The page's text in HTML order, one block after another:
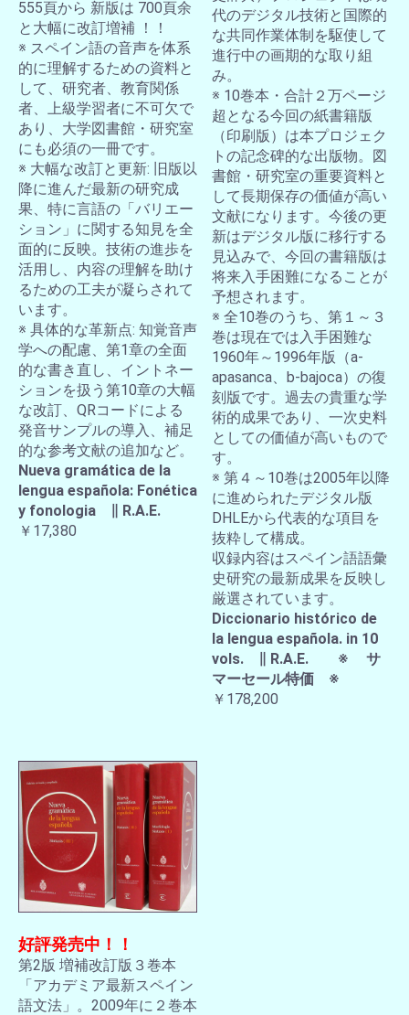
555頁から 新版は 700頁余
と大幅に改訂増補 ！！
※ スペイン語の音声を体系
的に理解するための資料と
して、研究者、教育関係
者、上級学習者に不可欠で
あり、大学図書館・研究室
にも必須の一冊です。
※ 大幅な改訂と更新: 旧版以
降に進んだ最新の研究成
果、特に言語の「バリエー
ション」に関する知見を全
面的に反映。技術の進歩を
活用し、内容の理解を助け
るための工夫が凝らされて
います。
※ 具体的な革新点: 知覚音声
学への配慮、第1章の全面
的な書き直し、イントネー
ションを扱う第10章の大幅
な改訂、QRコードによる
発音サンプルの導入、補足
的な参考文献の追加など。
Nueva gramática de la
lengua española: Fonética
y fonologia ∥ R.A.E.
￥17,380
代のデジタル技術と国際的
な共同作業体制を駆使して
進行中の画期的な取り組
み。
※ 10巻本・合計２万ページ
超となる今回の紙書籍版
（印刷版）は本プロジェク
トの記念碑的な出版物。図
書館・研究室の重要資料と
して長期保存の価値が高い
文献になります。今後の更
新はデジタル版に移行する
見込みで、今回の書籍版は
将来入手困難になることが
予想されます。
※ 全10巻のうち、第１～３
巻は現在では入手困難な
1960年～1996年版（a-
apasanca、b-bajoca）の復
刻版です。過去の貴重な学
術的成果であり、一次史料
としての価値が高いもので
す。
※ 第４～10巻は2005年以降
に進められたデジタル版
DHLEから代表的な項目を
抜粋して構成。
収録内容はスペイン語語彙
史研究の最新成果を反映し
厳選されています。
Diccionario histórico de
la lengua española. in 10
vols. ∥ R.A.E. ※ サ
マーセール特価 ※
￥178,200
好評発売中！！
第2版 増補改訂版３巻本
「アカデミア最新スペイン
語文法」。2009年に２巻本